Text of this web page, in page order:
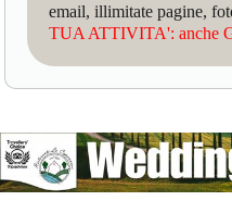
email, illimitate pagine,
TUA ATTIVITA': anche